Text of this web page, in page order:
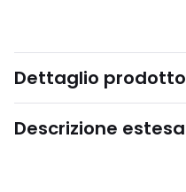
Dettaglio prodotto
Descrizione estesa